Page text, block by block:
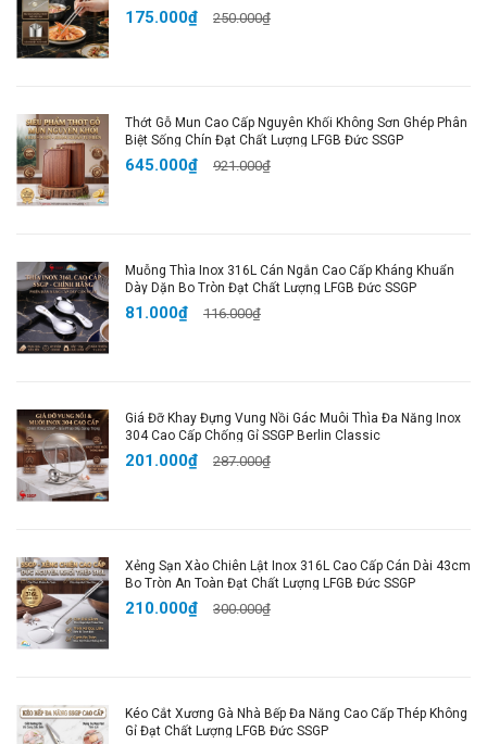
khi sử dụng.
Tiết Kiệm Thời Gian
🔥Mua Ngay Để Trải Nghiệm Cốc Thủy Tinh Cao
Cấp, Sang Trọng và Tiện Lợi Cho Mỗi Ngày!Sở
hữu
Cốc Thủy Tinh Borosilicat Cao Cấp
nay để nâng tầm trải nghiệm uống nước, cafe hay
Hashtags SEO:
#CocThuyTinh #CocBorosilicat #CocChiuNhiet
#CocCafe #CocNuoCep #CocInox304 #CocCaoCap
#LyUongNuoc #CocUongCafe #DungCuUong
175.000₫ 250.000₫
Thớt Gỗ Mun Cao Cấp Nguyên Khối Không Sơn Ghép Phân
Biệt Sống Chín Đạt Chất Lượng LFGB Đức SSGP
645.000₫ 921.000₫
Muỗng Thìa Inox 316L Cán Ngắn Cao Cấp Kháng Khuẩn
Dày Dặn Bo Tròn Đạt Chất Lượng LFGB Đức SSGP
81.000₫ 116.000₫
Giá Đỡ Khay Đựng Vung Nồi Gác Muôi Thìa Đa Năng Inox
304 Cao Cấp Chống Gỉ SSGP Berlin Classic
201.000₫ 287.000₫
Xẻng Sạn Xào Chiên Lật Inox 316L Cao Cấp Cán Dài 43cm
Bo Tròn An Toàn Đạt Chất Lượng LFGB Đức SSGP
210.000₫ 300.000₫
Kéo Cắt Xương Gà Nhà Bếp Đa Năng Cao Cấp Thép Không
Gỉ Đạt Chất Lượng LFGB Đức SSGP